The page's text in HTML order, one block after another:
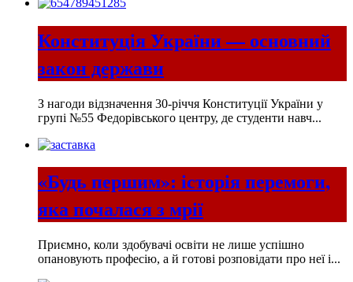
Конституція України — основний
закон держави
З нагоди відзначення 30-річчя Конституції України у
групі №55 Федорівського центру, де студенти навч...
«Будь першим»: історія перемоги,
яка почалася з мрії
Приємно, коли здобувачі освіти не лише успішно
опановують професію, а й готові розповідати про неї і...